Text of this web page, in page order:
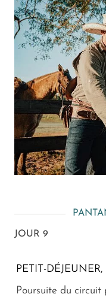
JOUR 9
PETIT-
Poursuite du